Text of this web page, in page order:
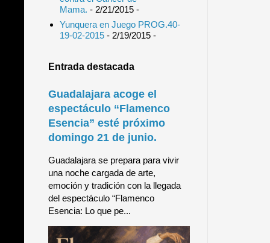
Mama. - 2/21/2015-
Yunquera en Juego PROG.40-
19-02-2015- 2/19/2015-
Entrada destacada
Guadalajara acoge el
espectáculo “Flamenco
Esencia” esté próximo
domingo 21 de junio.
Guadalajara se prepara para vivir
una noche cargada de arte,
emoción y tradición con la llegada
del espectáculo “Flamenco
Esencia: Lo que pe...